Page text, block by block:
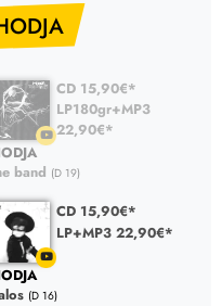
CD 15,90€*
LP180gr+MP3
22,90€*
band (D 19)
CD 15,90€*
LP+MP3 22,90€*
(D 16)